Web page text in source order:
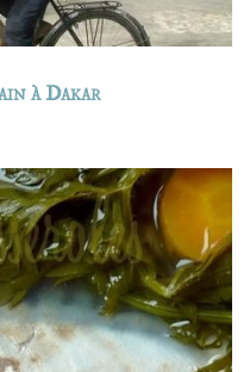
à Dakar